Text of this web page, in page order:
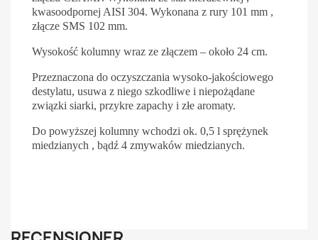
kwasoodpornej AISI 304. Wykonana z rury 101 mm ,
złącze SMS 102 mm.
Wysokość kolumny wraz ze złączem – około 24 cm.
Przeznaczona do oczyszczania wysoko-jakościowego
destylatu, usuwa z niego szkodliwe i niepożądane
związki siarki, przykre zapachy i złe aromaty.
Do powyższej kolumny wchodzi ok. 0,5 l sprężynek
miedzianych , bądź 4 zmywaków miedzianych.